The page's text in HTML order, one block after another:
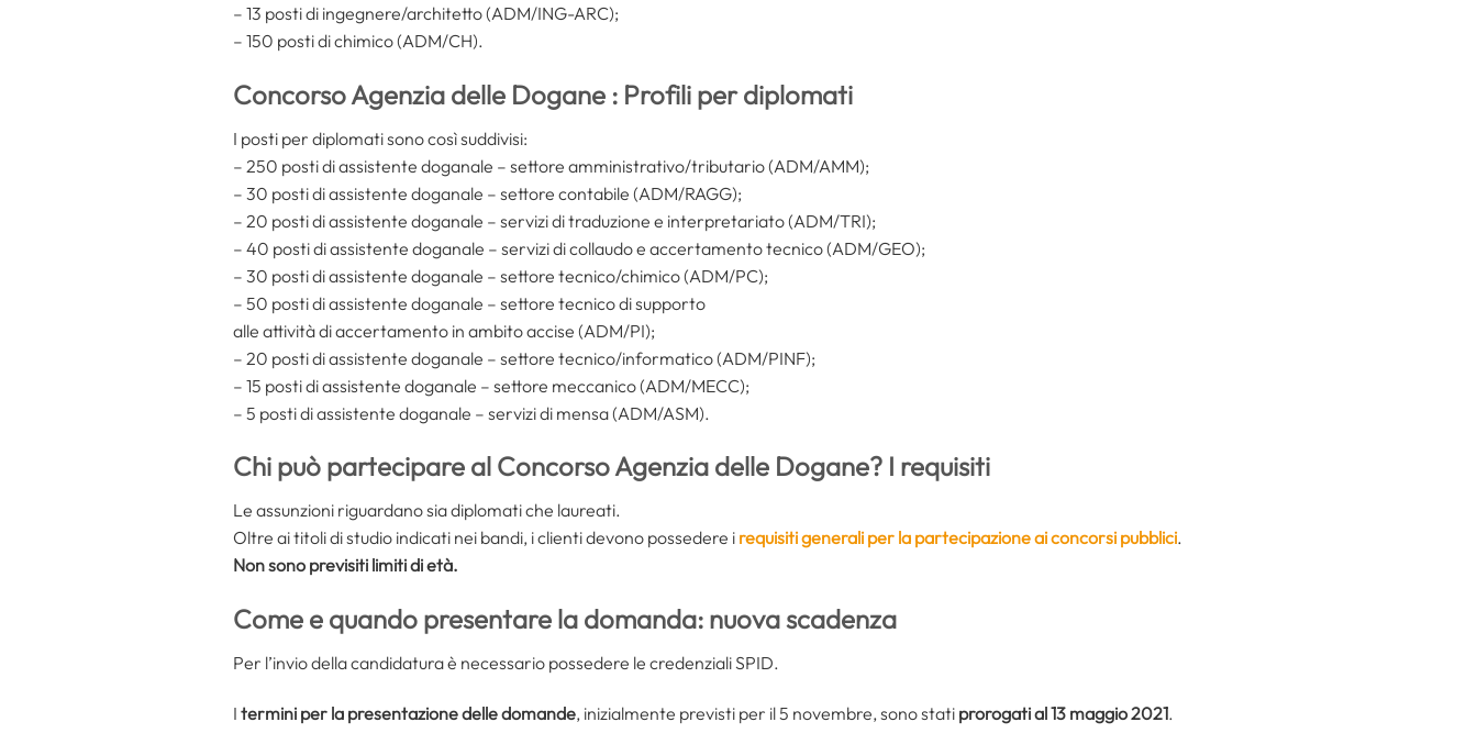
– 13 posti di ingegnere/architetto (ADM/ING-ARC);
– 150 posti di chimico (ADM/CH).
Concorso Agenzia delle Dogane : Profili per diplomati
I posti per diplomati sono così suddivisi:
– 250 posti di assistente doganale – settore amministrativo/tributario (ADM/AMM);
– 30 posti di assistente doganale – settore contabile (ADM/RAGG);
– 20 posti di assistente doganale – servizi di traduzione e interpretariato (ADM/TRI);
– 40 posti di assistente doganale – servizi di collaudo e accertamento tecnico (ADM/GEO);
– 30 posti di assistente doganale – settore tecnico/chimico (ADM/PC);
– 50 posti di assistente doganale – settore tecnico di supporto
alle attività di accertamento in ambito accise (ADM/PI);
– 20 posti di assistente doganale – settore tecnico/informatico (ADM/PINF);
– 15 posti di assistente doganale – settore meccanico (ADM/MECC);
– 5 posti di assistente doganale – servizi di mensa (ADM/ASM).
Chi può partecipare al Concorso Agenzia delle Dogane? I requisiti
Le assunzioni riguardano sia diplomati che laureati.
Oltre ai titoli di studio indicati nei bandi, i clienti devono possedere i requisiti generali per la partecipazione ai concorsi pubblici.
Non sono previsiti limiti di età.
Come e quando presentare la domanda: nuova scadenza
Per l’invio della candidatura è necessario possedere le credenziali SPID.
I termini per la presentazione delle domande, inizialmente previsti per il 5 novembre, sono stati prorogati al 13 maggio 2021.